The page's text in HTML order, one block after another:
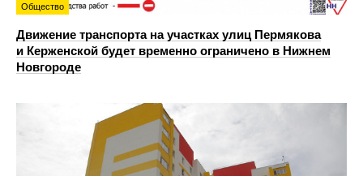
Общество
Движение транспорта на участках улиц Пермякова
и Керженской будет временно ограничено в Нижнем
Новгороде